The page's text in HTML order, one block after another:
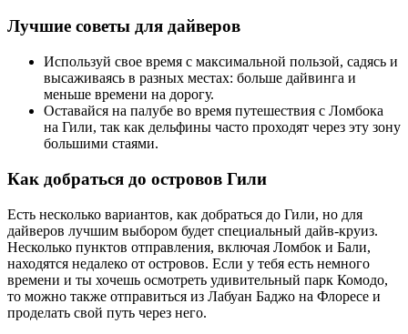
Лучшие советы для дайверов
Используй свое время с максимальной пользой, садясь и
высаживаясь в разных местах: больше дайвинга и
меньше времени на дорогу.
Оставайся на палубе во время путешествия с Ломбока
на Гили, так как дельфины часто проходят через эту зону
большими стаями.
Как добраться до островов Гили
Есть несколько вариантов, как добраться до Гили, но для
дайверов лучшим выбором будет специальный дайв-круиз.
Несколько пунктов отправления, включая Ломбок и Бали,
находятся недалеко от островов. Если у тебя есть немного
времени и ты хочешь осмотреть удивительный парк Комодо,
то можно также отправиться из Лабуан Баджо на Флоресе и
проделать свой путь через него.